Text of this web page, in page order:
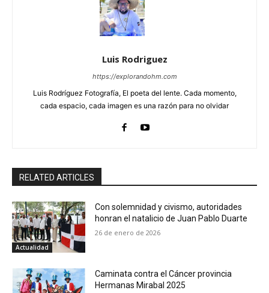
Luis Rodriguez
https://explorandohm.com
Luis Rodríguez Fotografía, El poeta del lente. Cada momento,
cada espacio, cada imagen es una razón para no olvidar
RELATED ARTICLES
Actualidad
Con solemnidad y civismo, autoridades
honran el natalicio de Juan Pablo Duarte
26 de enero de 2026
Caminata contra el Cáncer provincia
Hermanas Mirabal 2025